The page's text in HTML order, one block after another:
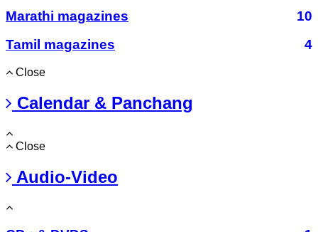
Marathi magazines
10
Tamil magazines
4
Close
Calendar & Panchang
Close
Audio-Video